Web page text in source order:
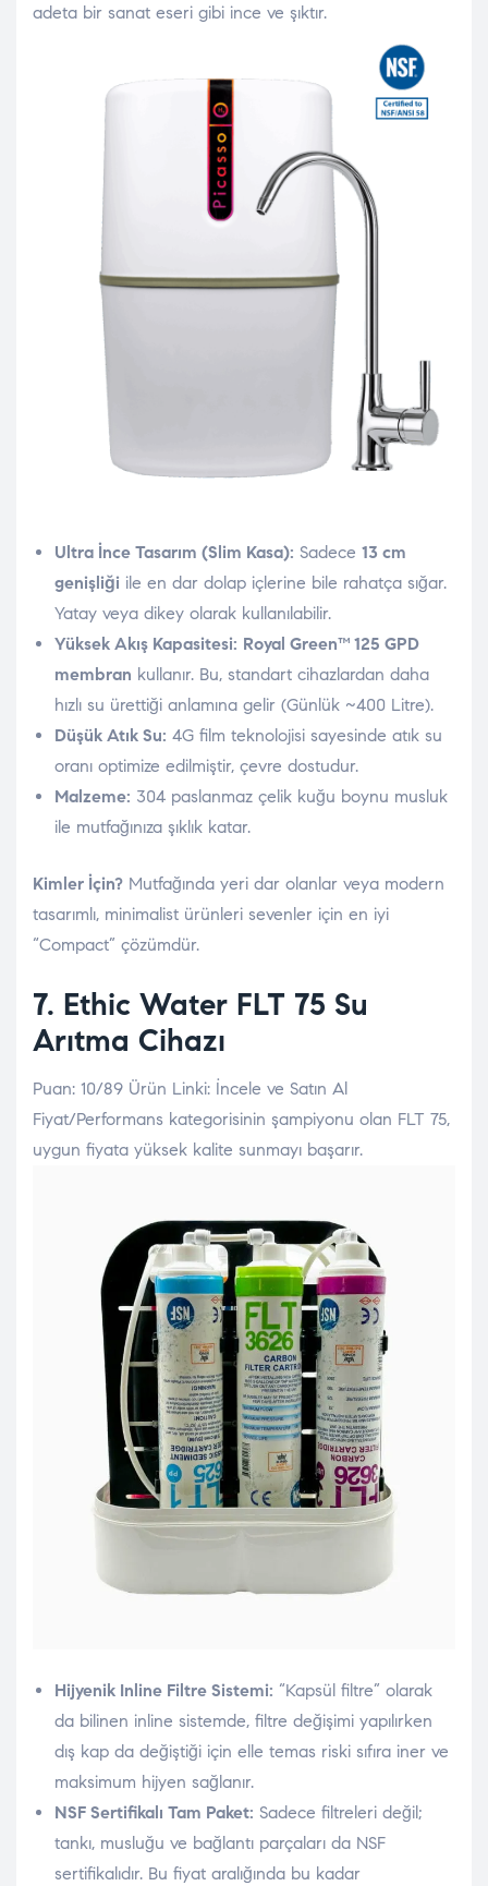
adeta bir sanat eseri gibi ince ve şıktır.
Ultra İnce Tasarım (Slim Kasa): Sadece 13 cm
genişliği ile en dar dolap içlerine bile rahatça sığar.
Yatay veya dikey olarak kullanılabilir.
Yüksek Akış Kapasitesi: Royal Green™ 125 GPD
membran kullanır. Bu, standart cihazlardan daha
hızlı su ürettiği anlamına gelir (Günlük ~400 Litre).
Düşük Atık Su: 4G film teknolojisi sayesinde atık su
oranı optimize edilmiştir, çevre dostudur.
Malzeme: 304 paslanmaz çelik kuğu boynu musluk
ile mutfağınıza şıklık katar.
Kimler İçin? Mutfağında yeri dar olanlar veya modern
tasarımlı, minimalist ürünleri sevenler için en iyi
“Compact” çözümdür.
7. Ethic Water FLT 75 Su
Arıtma Cihazı
Puan: 10/89 Ürün Linki: İncele ve Satın Al
Fiyat/Performans kategorisinin şampiyonu olan FLT 75,
uygun fiyata yüksek kalite sunmayı başarır.
Hijyenik Inline Filtre Sistemi: “Kapsül filtre” olarak
da bilinen inline sistemde, filtre değişimi yapılırken
dış kap da değiştiği için elle temas riski sıfıra iner ve
maksimum hijyen sağlanır.
NSF Sertifikalı Tam Paket: Sadece filtreleri değil;
tankı, musluğu ve bağlantı parçaları da NSF
sertifikalıdır. Bu fiyat aralığında bu kadar